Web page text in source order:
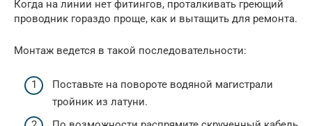
Когда на линии нет фитингов, проталкивать греющий
проводник гораздо проще, как и вытащить для ремонта.
Монтаж ведется в такой последовательности:
Поставьте на повороте водяной магистрали
тройник из латуни.